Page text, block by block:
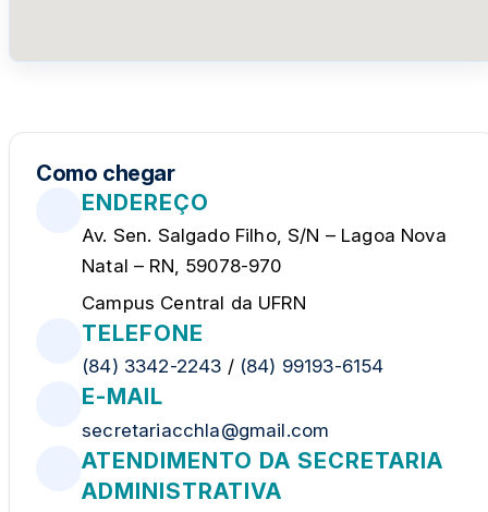
Como chegar
ENDEREÇO
Av. Sen. Salgado Filho, S/N – Lagoa Nova
Natal – RN, 59078-970
Campus Central da UFRN
TELEFONE
(84) 3342-2243 / (84) 99193-6154
E-MAIL
secretariacchla@gmail.com
ATENDIMENTO DA SECRETARIA
ADMINISTRATIVA